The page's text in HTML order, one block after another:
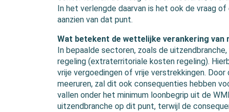
In het verlengde daarvan is het ook de vraag
aanzien van dat punt.
Wat betekent de wettelijke verankering van
In bepaalde sectoren, zoals de
regeling (extraterritoriale kosten regeling).
vrije vergoedingen of vrije verstrekkingen.
meeruren, zal dit ook consequenties hebben
vallen onder het minimum loonbegrip uit de
uitzendbranche op dit punt, terwijl de